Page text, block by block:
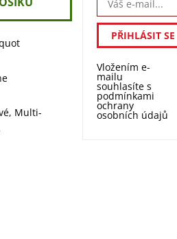
, Multi-
Vložením e-
mailu
souhlasíte s
podmínkami
ochrany
osobních údajů